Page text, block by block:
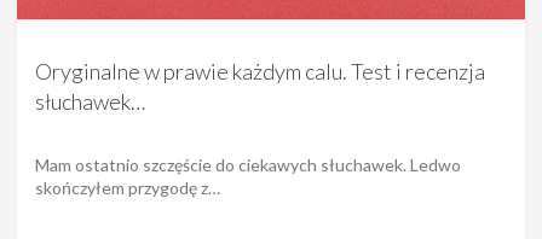
Oryginalne w prawie każdym calu. Test i recenzja
słuchawek…
Mam ostatnio szczęście do ciekawych słuchawek. Ledwo
skończyłem przygodę z…